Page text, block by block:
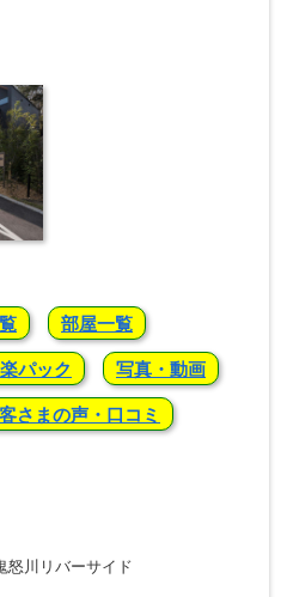
部屋一覧
パック 写真・動画
さまの声・口コミ
怒川リバーサイド